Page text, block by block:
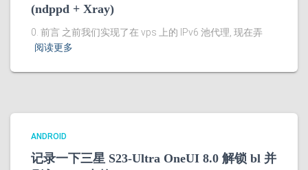
(ndppd + Xray)
0. 前言 之前我们实现了在 vps 上的 IPv6 池代理, 现在弄
阅读更多
ANDROID
记录一下三星 S23-Ultra OneUI 8.0 解锁 bl 并